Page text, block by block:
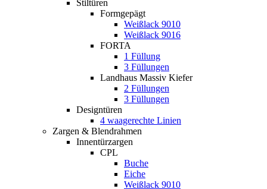
Stiltüren
Formgepägt
Weißlack 9010
Weißlack 9016
FORTA
1 Füllung
3 Füllungen
Landhaus Massiv Kiefer
2 Füllungen
3 Füllungen
Designtüren
4 waagerechte Linien
Zargen & Blendrahmen
Innentürzargen
CPL
Buche
Eiche
Weißlack 9010